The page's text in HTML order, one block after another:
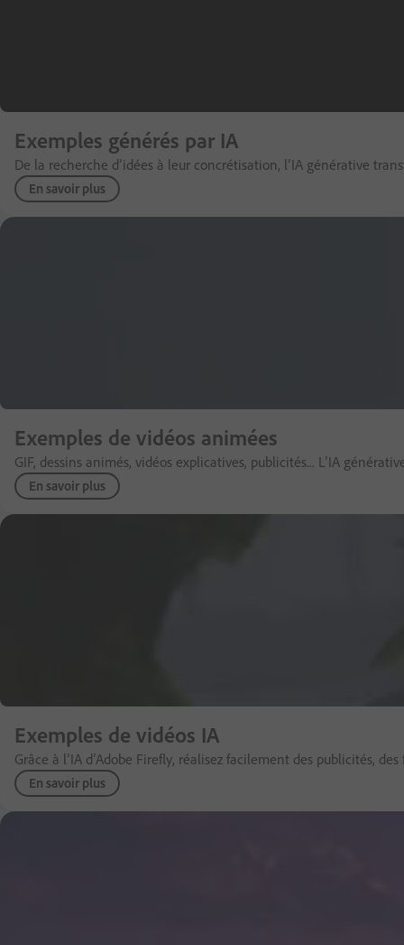
Exemples générés par IA
De la recherche d’idées à leur concrétisation, l’IA générative
En savoir plus
Exemples de vidéos animées
GIF, dessins animés, vidéos explicatives, publicités... L’IA
En savoir plus
Exemples de vidéos IA
Grâce à l’IA d’Adobe Firefly, réalisez facilement des publicités,
En savoir plus